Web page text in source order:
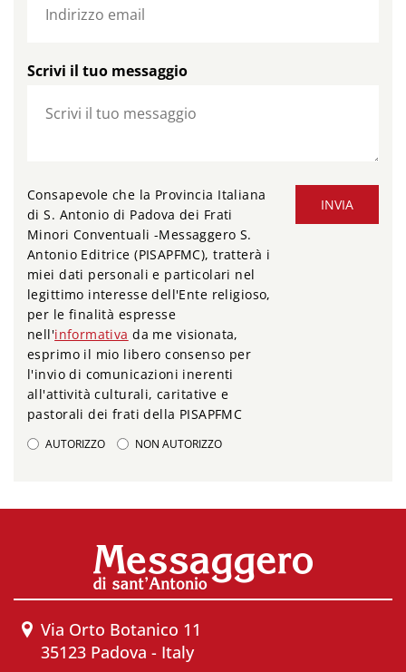
Scrivi il tuo messaggio
INVIA
Consapevole che la Provincia Italiana
di S. Antonio di Padova dei Frati
Minori Conventuali -Messaggero S.
Antonio Editrice (PISAPFMC), tratterà i
miei dati personali e particolari nel
legittimo interesse dell'Ente religioso,
per le finalità espresse
nell'informativa da me visionata,
esprimo il mio libero consenso per
l'invio di comunicazioni inerenti
all'attività culturali, caritative e
pastorali dei frati della PISAPFMC
AUTORIZZO NON AUTORIZZO
Via Orto Botanico 11
35123 Padova - Italy